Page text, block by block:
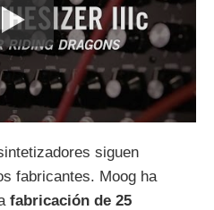
siguen
fabricantes. Moog ha
fabricación de 25